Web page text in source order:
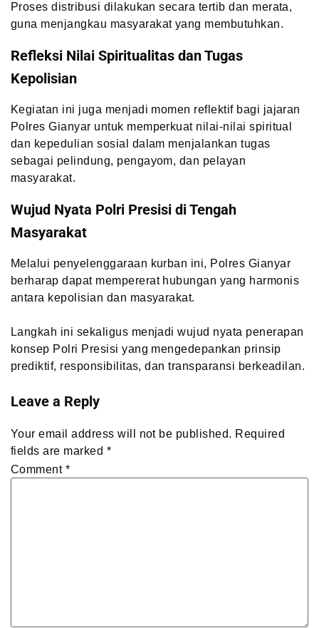
Proses distribusi dilakukan secara tertib dan merata,
guna menjangkau masyarakat yang membutuhkan.
Refleksi Nilai Spiritualitas dan Tugas
Kepolisian
Kegiatan ini juga menjadi momen reflektif bagi jajaran
Polres Gianyar untuk memperkuat nilai-nilai spiritual
dan kepedulian sosial dalam menjalankan tugas
sebagai pelindung, pengayom, dan pelayan
masyarakat.
Wujud Nyata Polri Presisi di Tengah
Masyarakat
Melalui penyelenggaraan kurban ini, Polres Gianyar
berharap dapat mempererat hubungan yang harmonis
antara kepolisian dan masyarakat.
Langkah ini sekaligus menjadi wujud nyata penerapan
konsep Polri Presisi yang mengedepankan prinsip
prediktif, responsibilitas, dan transparansi berkeadilan.
Leave a Reply
Your email address will not be published. Required
fields are marked *
Comment *